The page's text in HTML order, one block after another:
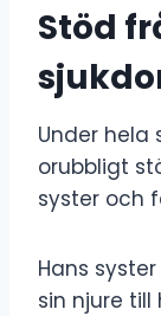
Stöd
Under hela
orubbligt
syster och
Hans
sin njure